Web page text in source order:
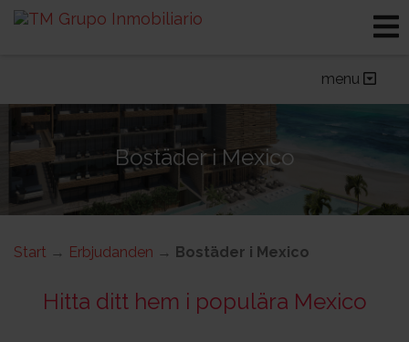
Bostäder i Spanien
menu
Bostäder i Mexico
Start → Erbjudanden → Bostäder i Mexico
Hitta ditt hem i populära Mexico